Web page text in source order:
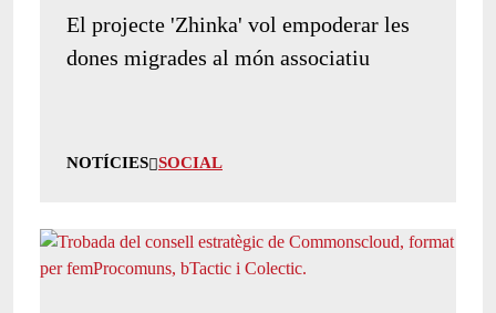
El projecte 'Zhinka' vol empoderar les
dones migrades al món associatiu
NOTÍCIES SOCIAL